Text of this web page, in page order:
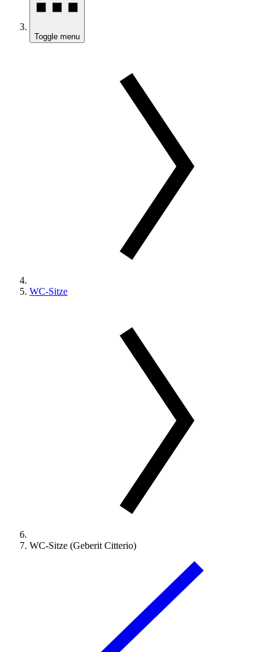
Toggle menu
WC-Sitze
WC-Sitze (Geberit Citterio)